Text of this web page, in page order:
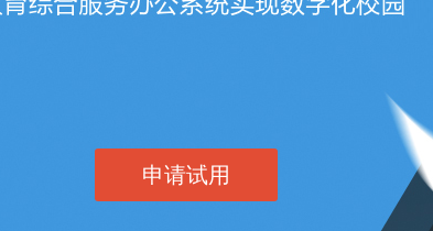
数智驱动，全域穿透
全级次穿透，数智驱动科技管理
HR人力资源管理
数智赋能人力，全域一体
申请试用